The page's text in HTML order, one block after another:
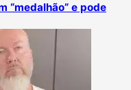
“medalhão” e pode